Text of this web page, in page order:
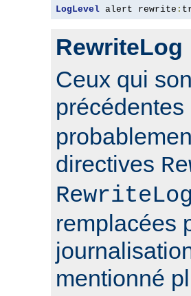
LogLevel alert rewrite :
RewriteLog
Ceux qui
précédentes
directives
remplacées
mentionné